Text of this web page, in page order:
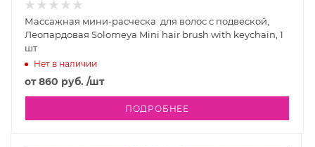
Массажная мини-расческа для волос с подвеской,
Леопардовая Solomeya Mini hair brush with keychain, 1
шт
Нет в наличии
от860 руб. /шт
ПОДРОБНЕЕ